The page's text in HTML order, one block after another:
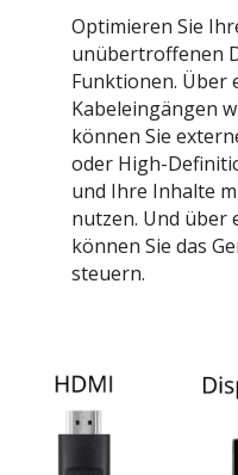
Optimieren Sie
unübertroffenen
Funktionen. Über
Kabeleingängen
können Sie
oder High-
und Ihre Inhalte
nutzen. Und über
können Sie das
steuern.